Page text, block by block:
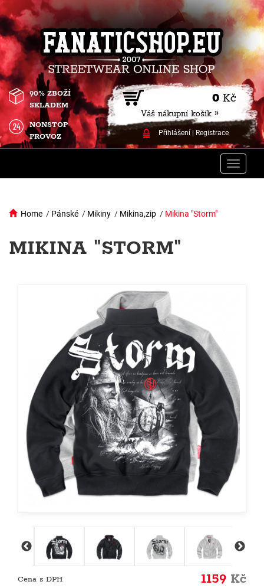
0 Kč
Váš nákupní košík »
Přihlášení| Registrace
90% ZBOŽÍ
SKLADEM
NONSTOP
PROVOZ
Toggle
Home / Pánské / Mikiny / Mikina,zip / Mikina "Storm"
MIKINA "STORM"
Cena s DPH 1159 Kč